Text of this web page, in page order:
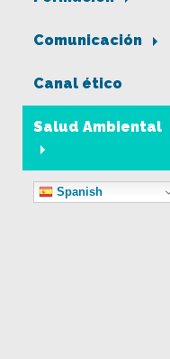
Comunicación
Canal ético
Salud Ambiental
Spanish